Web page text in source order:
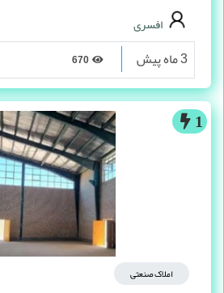
افسری
3 ماه پیش
1
املاک صنعتی